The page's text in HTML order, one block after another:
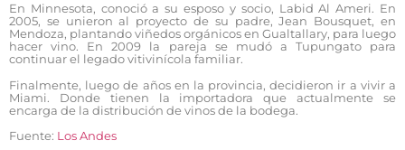
En Minnesota, conoció a su esposo y socio, Labid Al Ameri. En
2005, se unieron al proyecto de su padre, Jean Bousquet, en
Mendoza, plantando viñedos orgánicos en Gualtallary, para luego
hacer vino. En 2009 la pareja se mudó a Tupungato para
continuar el legado vitivinícola familiar.
Finalmente, luego de años en la provincia, decidieron ir a vivir a
Miami. Donde tienen la importadora que actualmente se
encarga de la distribución de vinos de la bodega.
Fuente: Los Andes